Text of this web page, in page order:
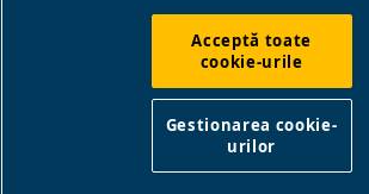
Gestionarea cookie-urilor
Declarație de confidențialitate
ABAC International | Multiair International
Colombo 3, 10070, Robassomero (TO), Italy
Acceptă toate
cookie-urile
Gestionarea cookie-
urilor